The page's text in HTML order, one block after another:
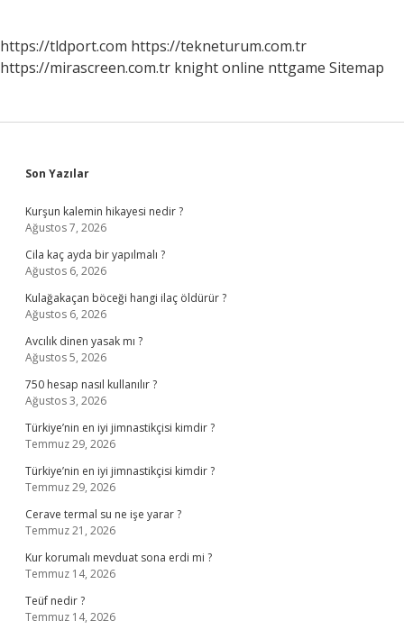
https://tldport.com https://tekneturum.com.tr
https://mirascreen.com.tr knight online nttgame Sitemap
Sidebar
Son Yazılar
Kurşun kalemin hikayesi nedir ?
Ağustos 7, 2026
Cila kaç ayda bir yapılmalı ?
Ağustos 6, 2026
Kulağakaçan böceği hangi ilaç öldürür ?
Ağustos 6, 2026
Avcılık dinen yasak mı ?
Ağustos 5, 2026
750 hesap nasıl kullanılır ?
Ağustos 3, 2026
Türkiye’nin en iyi jimnastikçisi kimdir ?
Temmuz 29, 2026
Türkiye’nin en iyi jimnastikçisi kimdir ?
Temmuz 29, 2026
Cerave termal su ne işe yarar ?
Temmuz 21, 2026
Kur korumalı mevduat sona erdi mi ?
Temmuz 14, 2026
Teüf nedir ?
Temmuz 14, 2026